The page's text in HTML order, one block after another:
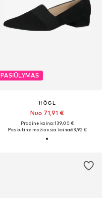
PASIŪLYMAS
HÖGL
Nuo 71,91 €
Pradinė kaina: 139,00 €
Paskutinė mažiausia kaina:63,92 €